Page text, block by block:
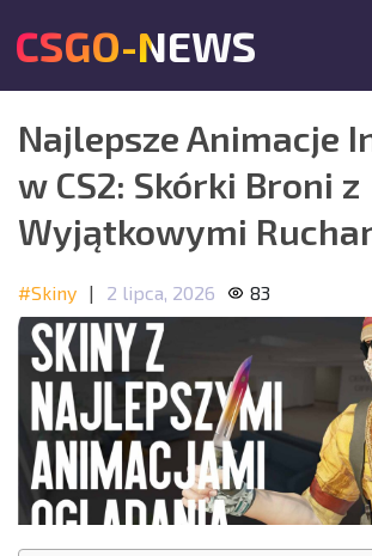
CSGO-NEWS
Najlepsze Animacje
w CS2: Skórki Broni z
Wyjątkowymi
#Skiny | 2 lipca, 2026 83